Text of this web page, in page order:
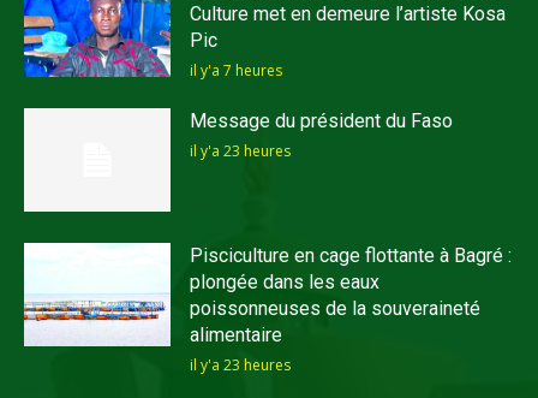
Culture met en demeure l’artiste Kosa
Pic
il y'a 7 heures
Message du président du Faso
il y'a 23 heures
Pisciculture en cage flottante à Bagré :
plongée dans les eaux
poissonneuses de la souveraineté
alimentaire
il y'a 23 heures